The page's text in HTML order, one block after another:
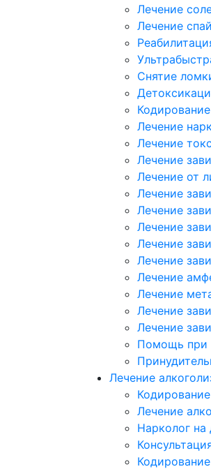
Лечение
Лечение
Снятие
Лечение
Лечение
Лечение
Лечение от
Лечение
Лечение
Лечение
Лечение
Лечение
Лечение
Лечение
Лечение
Лечение
Помощь при
Лечение
Лечение
Нарколог на